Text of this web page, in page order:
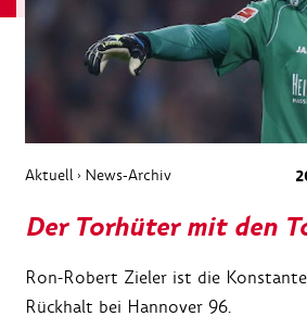
Aktuell › News-Archiv
Der Torhüter mit den
Ron-Robert Zieler ist die
Rückhalt bei Hannover 96.